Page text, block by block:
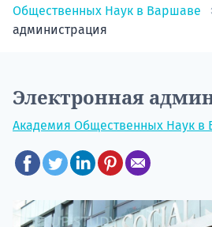
Общественных Наук в Варшаве
администрация
Электронная
Академия Общественных Наук в